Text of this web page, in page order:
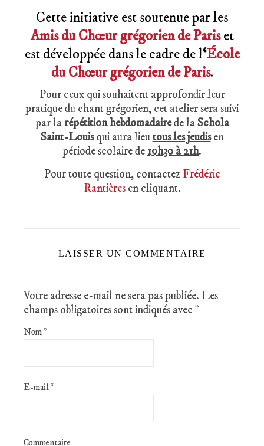
Cette initiative est soutenue par les
Amis du Chœur grégorien de Pariset
est développée dans le cadre de l‘École
du Chœur grégorien de Paris.
Pour ceux qui souhaitent approfondir leur
pratique du chant grégorien, cet atelier sera suivi
par larépétition hebdomadairede laSchola
Saint-Louisqui aura lieu tous les jeudisen
période scolaire de 19h30 à 21h.
Pour toute question, contactez Frédéric
Rantièresen cliquant.
LAISSER UN COMMENTAIRE
Votre adresse e-mail ne sera pas publiée. Les
champs obligatoires sont indiqués avec *
Nom *
E-mail *
Commentaire